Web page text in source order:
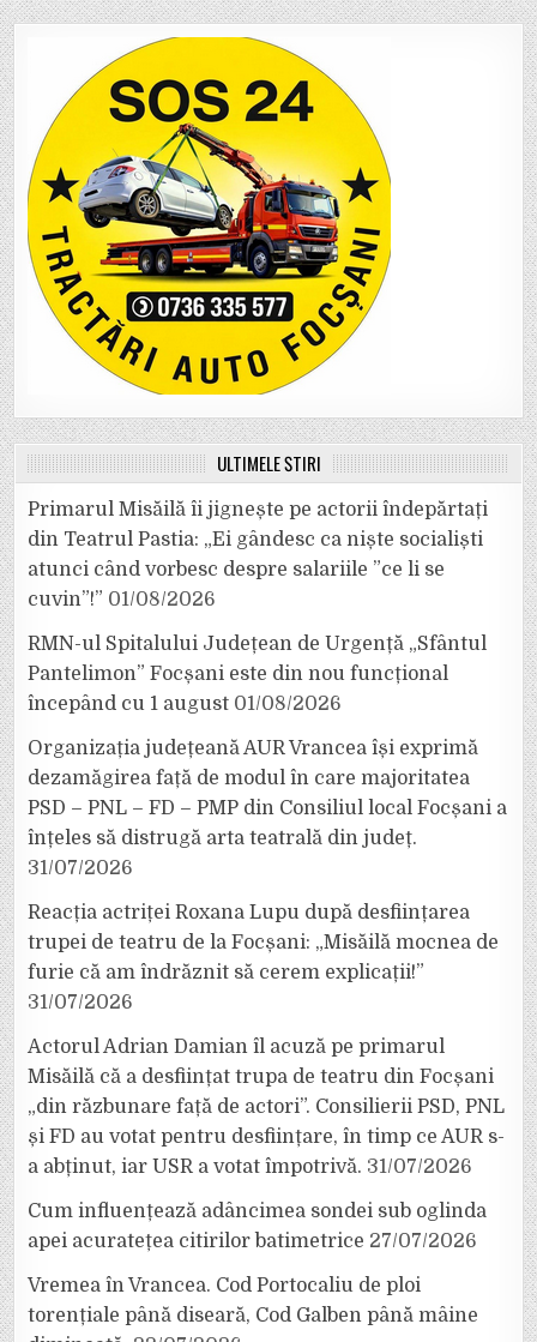
ULTIMELE ȘTIRI
Primarul Misăilă îi jignește pe actorii îndepărtați
din Teatrul Pastia: „Ei gândesc ca niște socialiști
atunci când vorbesc despre salariile ”ce li se
cuvin”!” 01/08/2026
RMN-ul Spitalului Județean de Urgență „Sfântul
Pantelimon” Focșani este din nou funcțional
începând cu 1 august 01/08/2026
Organizația județeană AUR Vrancea își exprimă
dezamăgirea față de modul în care majoritatea
PSD – PNL – FD – PMP din Consiliul local Focșani a
înțeles să distrugă arta teatrală din județ.
31/07/2026
Reacția actriței Roxana Lupu după desființarea
trupei de teatru de la Focșani: „Misăilă mocnea de
furie că am îndrăznit să cerem explicații!”
31/07/2026
Actorul Adrian Damian îl acuză pe primarul
Misăilă că a desființat trupa de teatru din Focșani
„din răzbunare față de actori”. Consilierii PSD, PNL
și FD au votat pentru desființare, în timp ce AUR s-
a abținut, iar USR a votat împotrivă. 31/07/2026
Cum influențează adâncimea sondei sub oglinda
apei acuratețea citirilor batimetrice 27/07/2026
Vremea în Vrancea. Cod Portocaliu de ploi
torențiale până diseară, Cod Galben până mâine